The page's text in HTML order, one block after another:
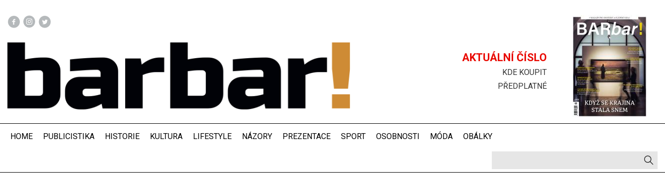
Hlavička
AKTUÁLNÍ ČÍSLO
KDE KOUPIT
PŘEDPLATNÉ
HOME PUBLICISTIKA HISTORIE KULTURA LIFESTYLE NÁZORY PREZENTACE SPORT OSOBNOSTI MÓDA OBÁLKY